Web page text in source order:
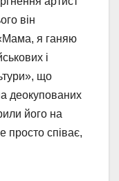
він
я ганяю
і
що
деокупованих
його на
просто співає,